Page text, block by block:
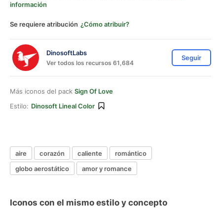
información
Se requiere atribución ¿Cómo atribuir?
DinosoftLabs
Ver todos los recursos 61,684
Seguir
Más iconos del pack Sign Of Love
Estilo: Dinosoft Lineal Color
aire corazón caliente
romántico
globo aerostático
amor y romance
Iconos con el mismo estilo y concepto